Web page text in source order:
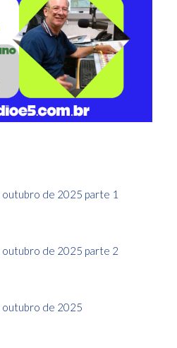
outubro de 2025 parte 1
outubro de 2025 parte 2
outubro de 2025